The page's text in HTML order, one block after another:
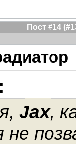
Пост #14
Jax,
не